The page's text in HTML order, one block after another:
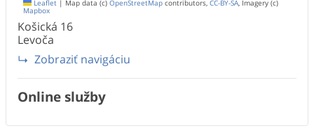
Leaflet | Map data (c) OpenStreetMap contributors, CC-BY-SA, Imagery (c)
Mapbox
Košická 16
Levoča
Zobraziť navigáciu
Online služby